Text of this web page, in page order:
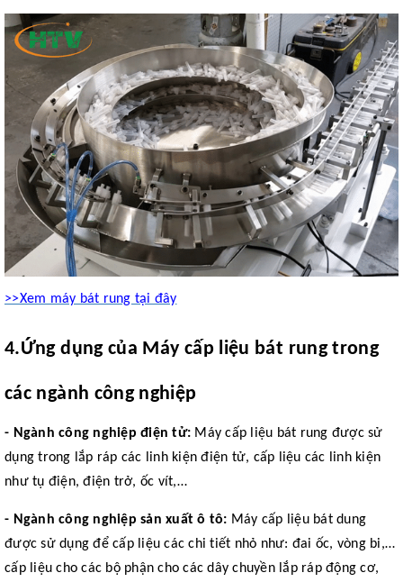
>>Xem máy bát rung tại đây
4.Ứng dụng của Máy cấp liệu bát rung trong
các ngành công nghiệp
- Ngành công nghiệp điện tử: Máy cấp liệu bát rung được sử
dụng trong lắp ráp các linh kiện điện tử, cấp liệu các linh kiện
như tụ điện, điện trở, ốc vít,…
- Ngành công nghiệp sản xuất ô tô: Máy cấp liệu bát dung
được sử dụng để cấp liệu các chi tiết nhỏ như: đai ốc, vòng bi,…
cấp liệu cho các bộ phận cho các dây chuyền lắp ráp động cơ,